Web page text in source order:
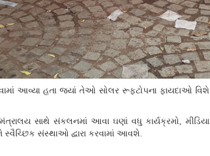
આવ્યા હતા જ્યાં તેઓ સોલર રૂફટોપના ફાયદાઓ
સાથે સંકલનમાં આવા ઘણાં વધુ કાર્યક્રમો,
સંસ્થાઓ દ્વારા કરવામાં આવશે.